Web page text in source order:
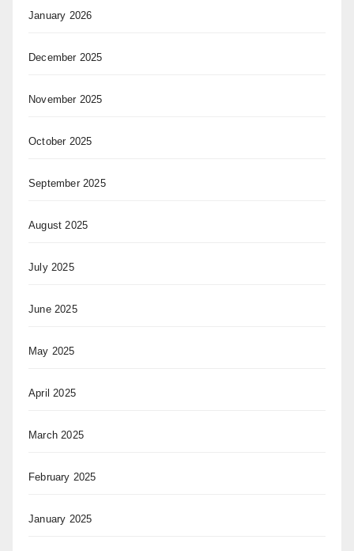
January 2026
December 2025
November 2025
October 2025
September 2025
August 2025
July 2025
June 2025
May 2025
April 2025
March 2025
February 2025
January 2025